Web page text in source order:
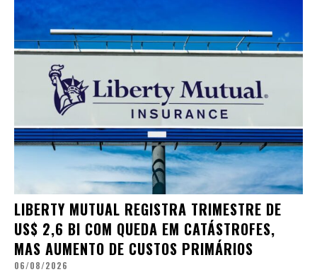
LIBERTY MUTUAL REGISTRA TRIMESTRE DE
US$ 2,6 BI COM QUEDA EM CATÁSTROFES,
MAS AUMENTO DE CUSTOS PRIMÁRIOS
06/08/2026